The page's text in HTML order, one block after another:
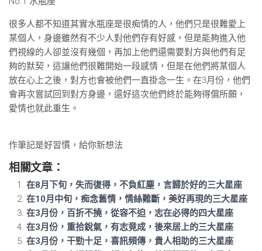
很多人都不知道其實水瓶座是很痴情的人，他們只是很難愛上
某個人，身邊雖然有不少人對他們存有好感，但是能夠進入他
們視線的人卻並沒有幾個，再加上他們還需要對方與他們有足
夠的默契，這讓他們很難開始一段感情，但是在他們將某個人
放在心上之後，對方也會被他們一直掛念一生。在3月份，他們
會再次嘗試回到對方身邊，還好這次他們終於能夠得償所願，
愛情也就此重生。
作筆記是好習慣，給你新想法
相關文章：
在8月下旬，失而復得，不負紅塵，言歸於好的三大星座
在10月中旬，痴念舊情，情絲難斷，美好再現的三大星座
在3月份，百折不撓，從容不迫，志在必得的四大星座
在3月份，重拾銳氣，有志竟成，後來居上的三大星座
在3月份，干勁十足，喜訊頻傳，貴人相助的三大星座